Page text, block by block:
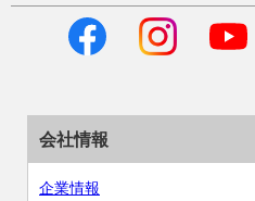
会社情報
企業情報